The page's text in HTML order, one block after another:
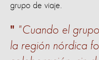
grupo de viaje.
"Cuando el
la región nórdica